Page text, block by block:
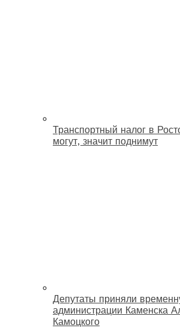
Транспортный налог в
могут, значит поднимут
Депутаты приняли
администрации Каменска
Камоцкого